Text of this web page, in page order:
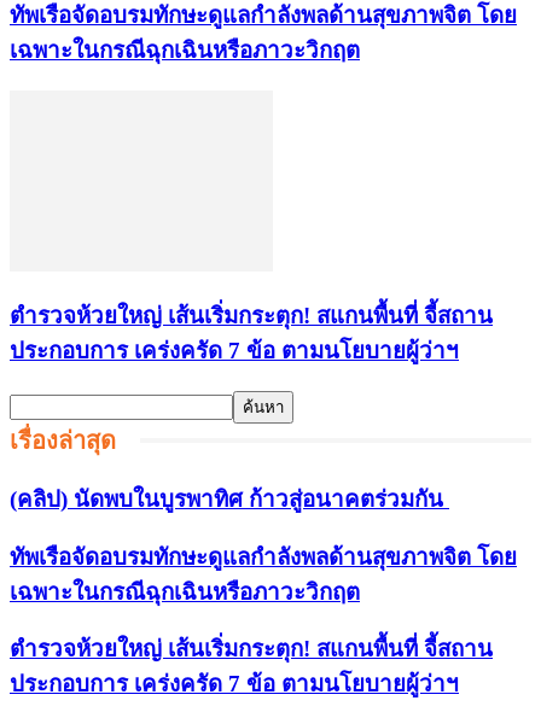
ทัพเรือจัดอบรมทักษะดูแลกำลังพลด้านสุขภาพจิต โดย
เฉพาะในกรณีฉุกเฉินหรือภาวะวิกฤต
ตำรวจห้วยใหญ่ เส้นเริ่มกระตุก! สแกนพื้นที่ จี้สถาน
ประกอบการ เคร่งครัด 7 ข้อ ตามนโยบายผู้ว่าฯ
เรื่องล่าสุด
(คลิป) นัดพบในบูรพาทิศ ก้าวสู่อนาคตร่วมกัน
ทัพเรือจัดอบรมทักษะดูแลกำลังพลด้านสุขภาพจิต โดย
เฉพาะในกรณีฉุกเฉินหรือภาวะวิกฤต
ตำรวจห้วยใหญ่ เส้นเริ่มกระตุก! สแกนพื้นที่ จี้สถาน
ประกอบการ เคร่งครัด 7 ข้อ ตามนโยบายผู้ว่าฯ